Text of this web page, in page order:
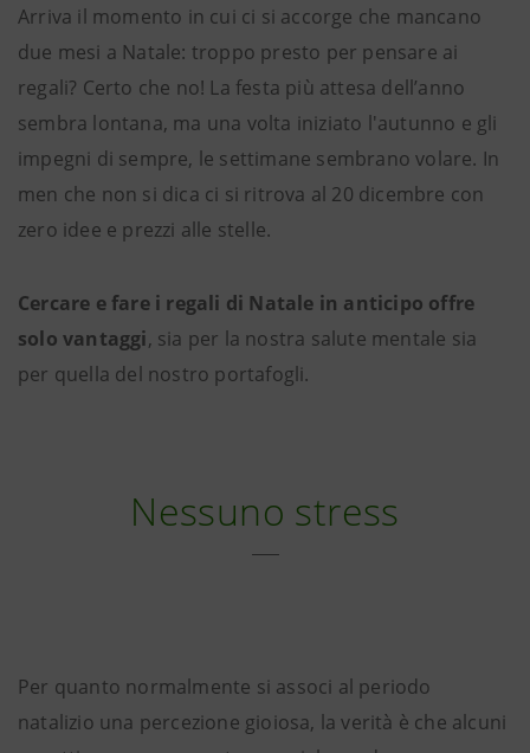
Arriva il momento in cui ci si accorge che mancano
due mesi a Natale: troppo presto per pensare ai
regali? Certo che no! La festa più attesa dell’anno
sembra lontana, ma una volta iniziato l'autunno e gli
impegni di sempre, le settimane sembrano volare. In
men che non si dica ci si ritrova al 20 dicembre con
zero idee e prezzi alle stelle.
Cercare e fare i regali di Natale in anticipo offre
solo vantaggi, sia per la nostra salute mentale sia
per quella del nostro portafogli.
Nessuno stress
Per quanto normalmente si associ al periodo
natalizio una percezione gioiosa, la verità è che alcuni